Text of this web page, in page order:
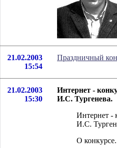
21.02.2003
15:54
Праздничный
21.02.2003
15:30
Интернет -
И.С. Тургенева.
Интернет -
И.С.
О конкурсе.